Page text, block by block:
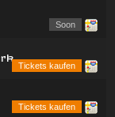
Soon
Tickets kaufen
Tickets kaufen